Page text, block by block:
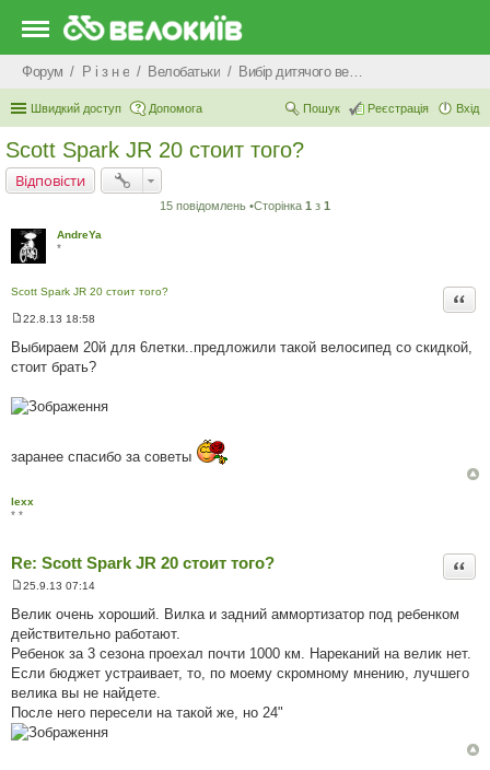
Форум Р i з н е Велобатьки Вибір дитячого велосипеду
Швидкий доступ Допомога Вхід
Реєстрація
Пошук
Scott Spark JR 20 стоит того?
Відповісти
15 повідомлень •Сторінка 1 з 1
AndreYa
*
Scott Spark JR 20 стоит того?
в
і
м
н
22.8.13 18:58
Выбираем 20й для 6летки..предложили такой велосипед со скидкой,
стоит брать?
заранее спасибо за советы
lexx
* *
Re: Scott Spark JR 20 стоит того?
в
і
д
о
м
е
н
н
я
25.9.13 07:14
Велик очень хороший. Вилка и задний аммортизатор под ребенком
действительно работают.
Ребенок за 3 сезона проехал почти 1000 км. Нареканий на велик нет.
Если бюджет устраивает, то, по моему скромному мнению, лучшего
велика вы не найдете.
После него пересели на такой же, но 24"